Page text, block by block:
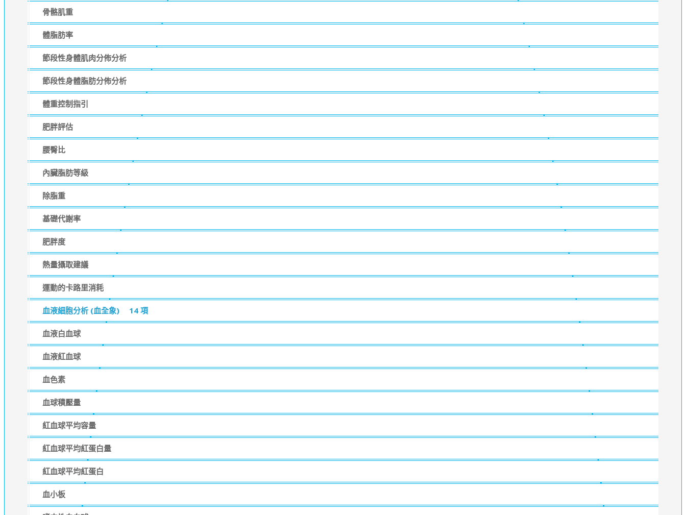
骨骼肌重
體脂肪率
節段性身體肌肉分佈分析
節段性身體脂肪分佈分析
體重控制指引
肥胖評估
腰臀比
內臟脂肪等級
除脂重
基礎代謝率
肥胖度
熱量攝取建議
運動的卡路里消耗
血液細胞分析 (血全象) 14 項
血液白血球
血液紅血球
血色素
血球積壓量
紅血球平均容量
紅血球平均紅蛋白量
紅血球平均紅蛋白
血小板